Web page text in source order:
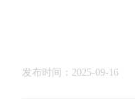
发布时间：2025-09-16